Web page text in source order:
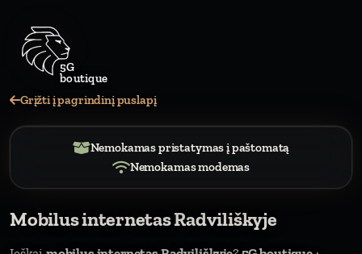
Grįžti į pagrindinį puslapį
Nemokamas pristatymas į paštomatą
Nemokamas modemas
Mobilus internetas Radviliškyje